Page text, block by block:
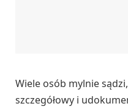
Wiele osób mylnie
szczegółowy i